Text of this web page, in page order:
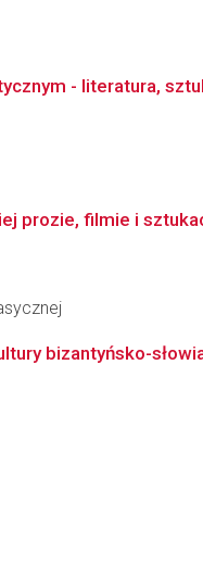
- literatura,
prozie, filmie i
bizantyńsko-